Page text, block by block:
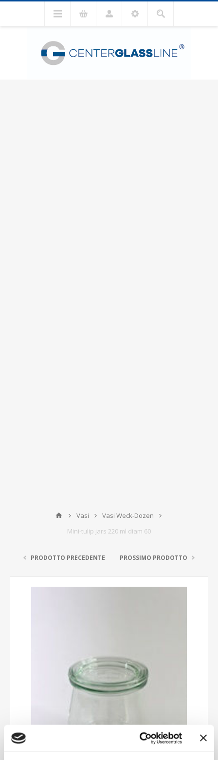
Vasi
Vasi Weck-Dozen
Mini-tulip jars 220 ml diam 60
PRODOTTO PRECEDENTE PROSSIMO PRODOTTO